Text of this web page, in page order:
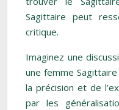
Sagittaire peut
critique.
Imaginez une
une femme
la précision et de
par les